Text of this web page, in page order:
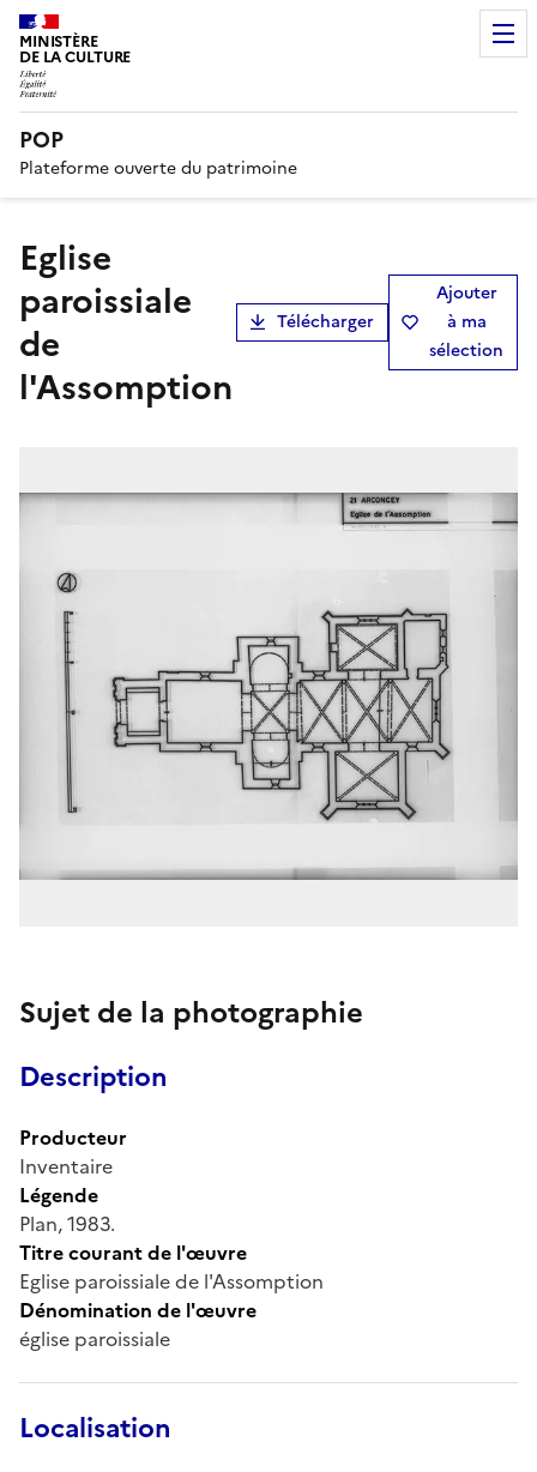
MINISTÈRE
DE LA CULTURE
POP
Plateforme ouverte du patrimoine
Eglise
paroissiale
de
l'Assomption
Télécharger
Ajouter
à ma
sélection
Sujet de la photographie
Description
Producteur
Inventaire
Légende
Plan, 1983.
Titre courant de l'œuvre
Eglise paroissiale de l'Assomption
Dénomination de l'œuvre
église paroissiale
Localisation